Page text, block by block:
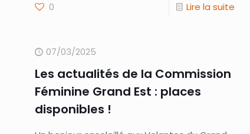
0 Lire la suite
07/03/2025
Les actualités de la Commission
Féminine Grand Est : places
disponibles !